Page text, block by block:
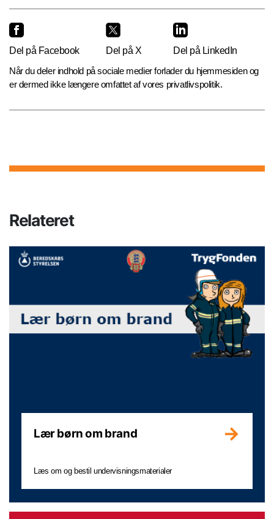
Del på Facebook Del på X
Del på LinkedIn
Når du deler indhold på sociale medier forlader du hjemmesiden og
er dermed ikke længere omfattet af vores privatlivspolitik.
Relateret
Lær børn om brand
Læs om og bestil undervisningsmaterialer